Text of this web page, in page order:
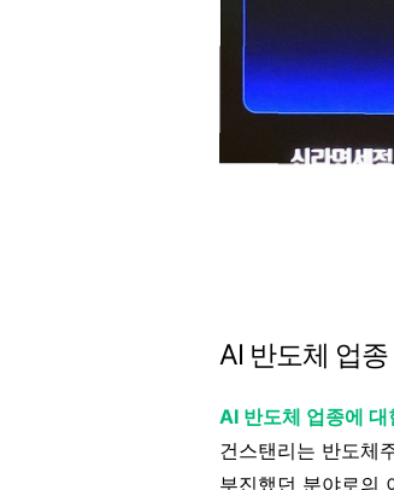
AI 반도체 업
AI 반도체 업종에
건스탠리는 반도체
부진했던 분야로의